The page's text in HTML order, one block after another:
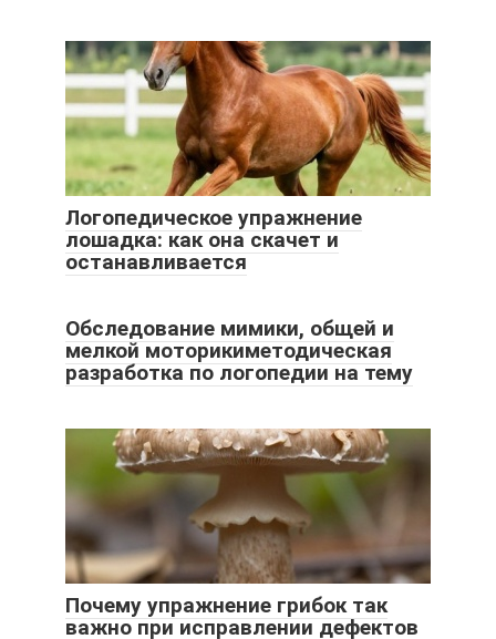
Логопедическое упражнение
лошадка: как она скачет и
останавливается
Обследование мимики, общей и
мелкой моторикиметодическая
разработка по логопедии на тему
Почему упражнение грибок так
важно при исправлении дефектов